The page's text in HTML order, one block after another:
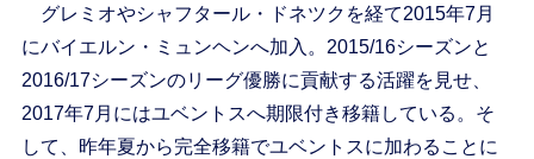
グレミオやシャフタール・ドネツクを経て2015年7月
にバイエルン・ミュンヘンへ加入。2015/16シーズンと
2016/17シーズンのリーグ優勝に貢献する活躍を見せ、
2017年7月にはユベントスへ期限付き移籍している。そ
して、昨年夏から完全移籍でユベントスに加わることに